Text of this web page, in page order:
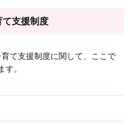
支援制度
て支援制度に関して、ここで
。